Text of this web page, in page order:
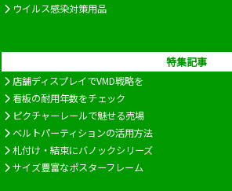
ウイルス感染対策用品
特集記事
店舗ディスプレイでVMD戦略を
看板の耐用年数をチェック
ピクチャーレールで魅せる売場
ベルトパーティションの活用方法
札付け・結束にバノックシリーズ
サイズ豊富なポスターフレーム